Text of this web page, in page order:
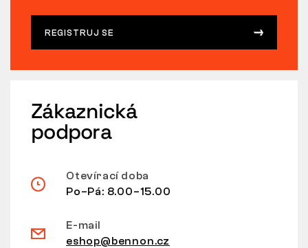
REGISTRUJ SE
Zákaznická
podpora
Otevírací doba
Po–Pá: 8.00–15.00
E-mail
eshop@bennon.cz